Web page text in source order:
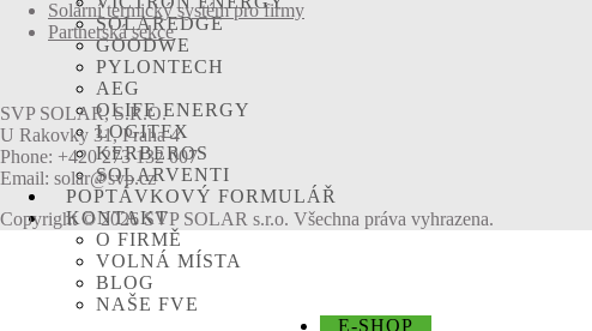
SOLAREDGE
GOODWE
PYLONTECH
AEG
OLIFE ENERGY
LOGITEX
KERBEROS
SOLARVENTI
POPTÁVKOVÝ FORMULÁŘ
KONTAKT
O FIRMĚ
VOLNÁ MÍSTA
BLOG
NAŠE FVE
E-SHOP
Solární termický systém pro firmy
Partnerská sekce
SVP SOLAR, S.R.O.
U Rakovky 31, Praha 4
Phone: +420 273 132 007
Email: solar@svp.cz
Copyright © 2026 SVP SOLAR s.r.o. Všechna práva vyhrazena.